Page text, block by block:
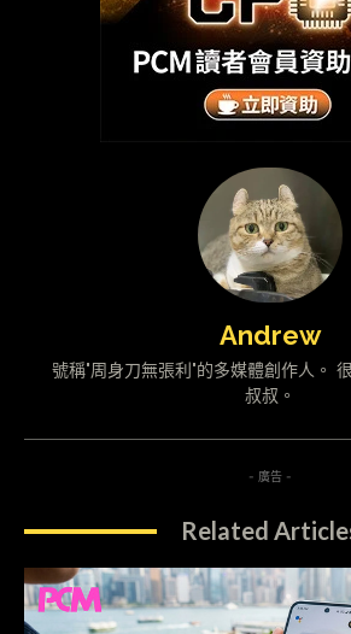
Andrew
號稱"周身刀無張利"的多媒體創作人。
叔叔。
- 廣告 -
Related